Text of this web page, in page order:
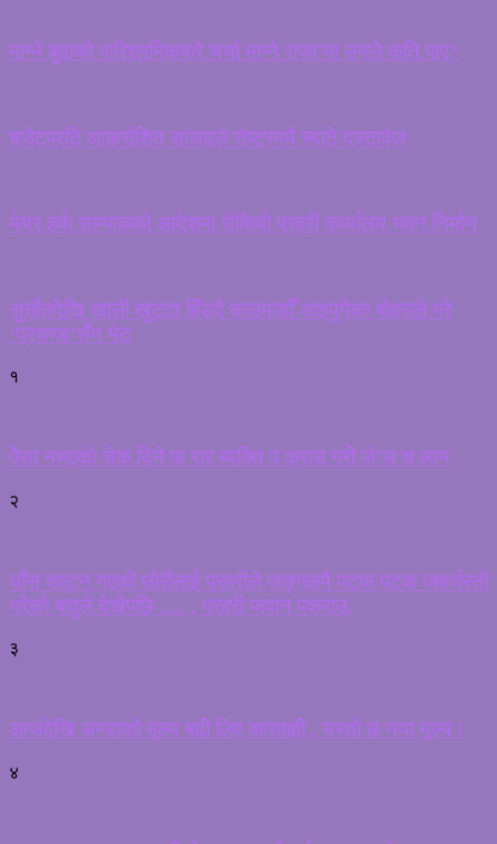
माग्ने बुढाको पारिश्रमिकबारे चर्चा माग्ने राजा’मा उनले कति पाए?
बजेटप्रति आक्रोशित सांसदले रोष्ट्रममै च्याते दस्तावेज
मेयर हर्क साम्पाङको आदेशमा रोकियो प्रहरी कार्यालय भवन निर्माण
सुर्खेतदेखि खाली खुट्टा हिँड्दै काठमाडौँ आइपुगेका बोहराले गरे
‘प्रचण्ड’सँग भेट
१
पैसा नभएको चेक दिने फ रार ब्यक्ति प क्राउ गरी जे’ल च लान
२
घाँस काट्न गएकी छोरीलाई प्रहरीले जङ्गलमै पटक पटक जबर्जस्ती
गरेको बावुले देखेपछि …. , प्रहरी जवान पक्राउ,
३
आजदेखि अण्डाको मूल्य बढी लिए कारवाही , यस्तो छ नया मूल्य !
४